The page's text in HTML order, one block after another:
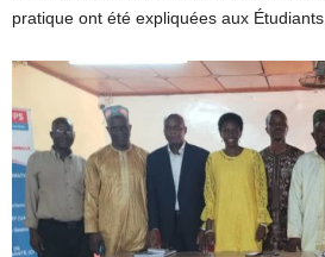
pratique ont été expliquées aux Étudiants.